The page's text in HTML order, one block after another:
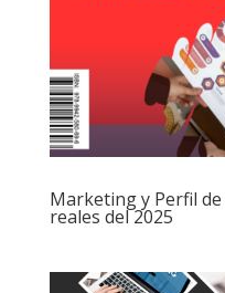
Marketing y Perfil
reales del 2025